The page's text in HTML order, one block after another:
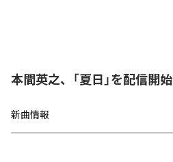
本間英之、「夏日」を配信開始
新曲情報